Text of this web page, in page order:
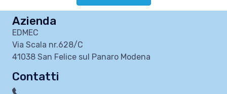
Azienda
EDMEC
Via Scala nr.628/C
41038 San Felice sul Panaro Modena
Contatti